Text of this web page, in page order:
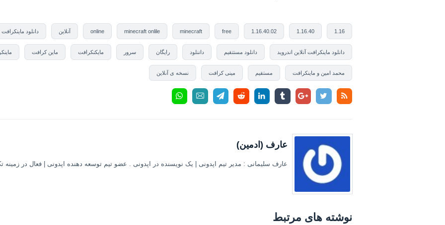
1.16
1.16.40
1.16.40.02
free
minecraft
minecraft onlile
online آنلاین دانلود ماینکرافت
دانلود ماینکرافت آنلاین اندروید دانلود مستتقیم داننلود رایگان سرور مایکنکرافت ماین کرافت
محمد امین و ماینکرافت مستقیم مینی کرافت نسخه ی آنلاین
عارف (ادمین)
عارف سلیمانی : مدیر تیم اپدونی | یک نویسنده در اپدونی . عضو تیم توسعه دهنده اپدونی | فعال در زمینه
نوشته های مرتبط